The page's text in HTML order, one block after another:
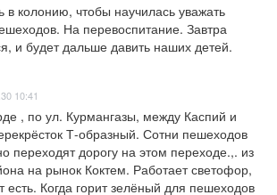
в колонию, чтобы научилась уважать
На перевоспитание. Завтра
и будет дальше давить наших детей.
10:41
, по ул. Курмангазы, между Каспий и
Т-образный. Сотни пешеходов
переходят дорогу на этом переходе.,. из
на рынок Коктем. Работает светофор,
есть. Когда горит зелёный для пешеходов